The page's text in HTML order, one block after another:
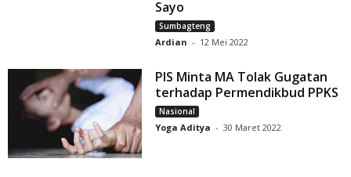
Sayo
Sumbagteng
Ardian - 12 Mei 2022
PIS Minta MA Tolak Gugatan
terhadap Permendikbud PPKS
Nasional
Yoga Aditya - 30 Maret 2022